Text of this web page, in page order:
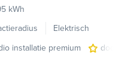
kWh
Elektrisch
installatie premium